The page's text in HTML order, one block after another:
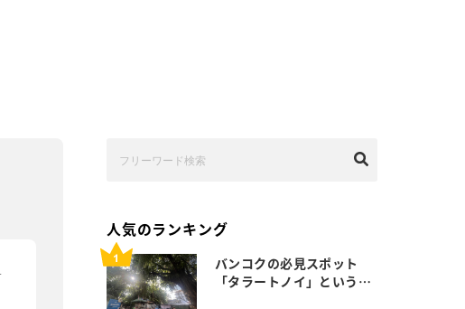
人気のランキング
バンコクの必見スポット
「タラートノイ」というエ